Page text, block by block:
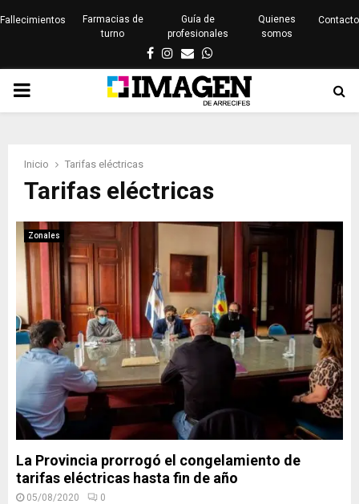
Fallecimientos
Farmacias de
turno
Guía de
profesionales
Quienes
somos
Contacto
Facebook
Instagram
EmailWhatsapp
PRIMARY
Inicio Tarifas eléctricas
Tarifas eléctricas
Zonales
La Provincia prorrogó el congelamiento de
tarifas eléctricas hasta fin de año
05/08/2020 0